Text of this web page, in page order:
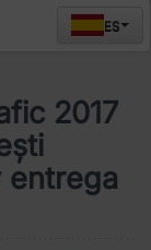
ES
2017
entrega